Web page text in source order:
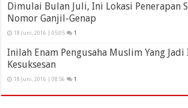
Dimulai Bulan Juli, Ini Lokasi Penerapan
Nomor Ganjil-Genap
18 Juni, 2016 | 05:05 1
Inilah Enam Pengusaha Muslim Yang
Kesuksesan
18 Juni, 2016 | 08:56 1